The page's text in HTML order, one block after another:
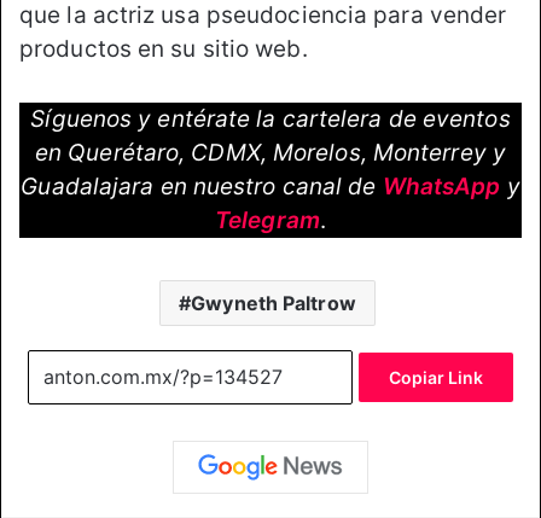
que la actriz usa pseudociencia para vender
productos en su sitio web.
Síguenos y entérate la cartelera de eventos
en Querétaro, CDMX, Morelos, Monterrey y
Guadalajara en nuestro canal de WhatsApp y
Telegram.
Gwyneth Paltrow
Copiar Link